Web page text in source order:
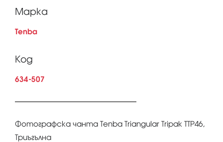
Марка
Tenba
Код
634-507
Фотографска чанта Tenba Triangular Tripak TTP46,
Триъгълна